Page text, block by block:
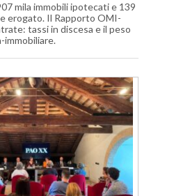
mila immobili ipotecati e 139
erogato. Il Rapporto OMI-
tassi in discesa e il peso